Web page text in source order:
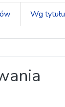
Wg tytułu